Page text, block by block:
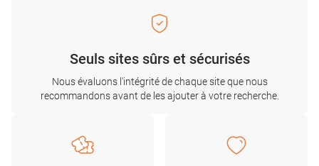
Seuls sites sûrs et sécurisés
Nous évaluons l'intégrité de chaque site que nous
recommandons avant de les ajouter à votre recherche.